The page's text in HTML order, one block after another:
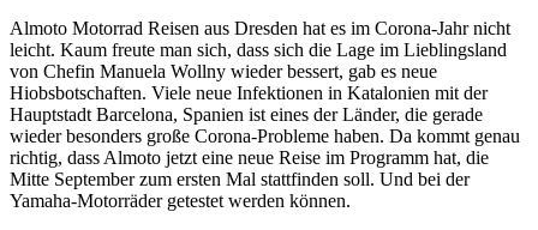
Almoto Motorrad Reisen aus Dresden hat es im Corona-Jahr nicht
leicht. Kaum freute man sich, dass sich die Lage im Lieblingsland
von Chefin Manuela Wollny wieder bessert, gab es neue
Hiobsbotschaften. Viele neue Infektionen in Katalonien mit der
Hauptstadt Barcelona, Spanien ist eines der Länder, die gerade
wieder besonders große Corona-Probleme haben. Da kommt genau
richtig, dass Almoto jetzt eine neue Reise im Programm hat, die
Mitte September zum ersten Mal stattfinden soll. Und bei der
Yamaha-Motorräder getestet werden können.